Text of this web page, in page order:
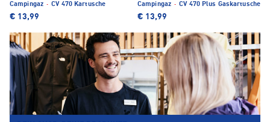
Campingaz · CV 470 Kartusche
€ 13,99
Campingaz · CV 470 Plus Gaskartusche
€ 13,99